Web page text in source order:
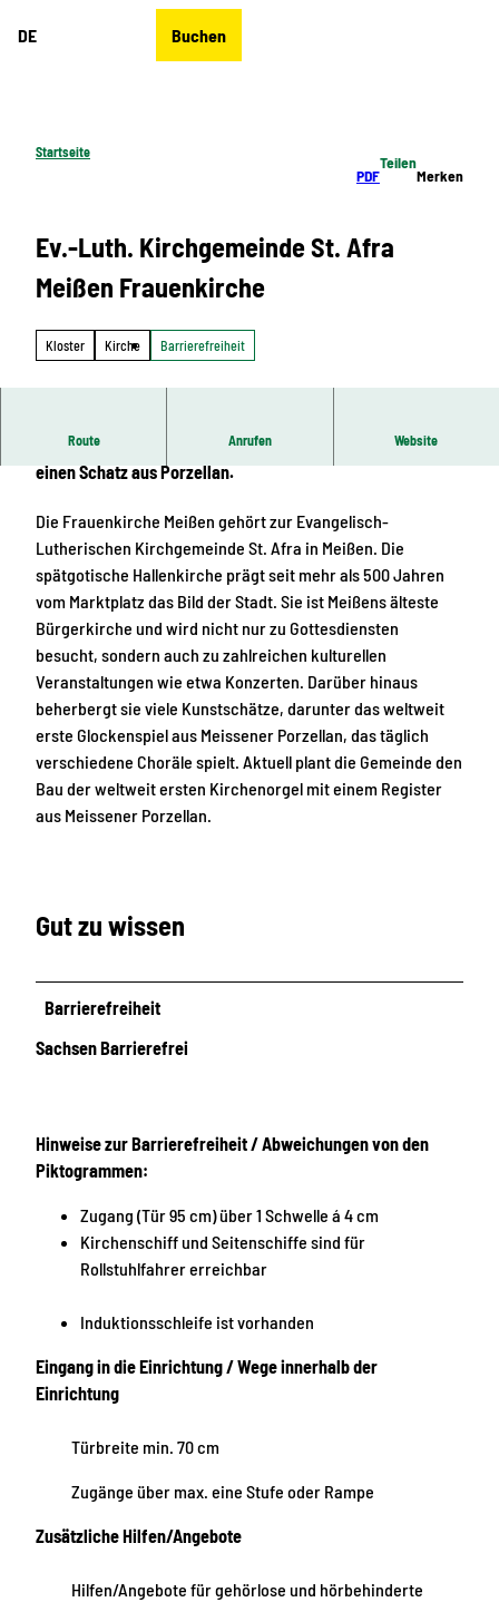
DE Buchen
Startseite
PDF
Teilen
Merken
Ev.-Luth. Kirchgemeinde St. Afra
Meißen Frauenkirche
Kloster Kirche Barrierefreiheit
Route Anrufen Website
Die kleine Schwester der Dresdner Frauenkirche hütet
einen Schatz aus Porzellan.
Die Frauenkirche Meißen gehört zur Evangelisch-
Lutherischen Kirchgemeinde St. Afra in Meißen. Die
spätgotische Hallenkirche prägt seit mehr als 500 Jahren
vom Marktplatz das Bild der Stadt. Sie ist Meißens älteste
Bürgerkirche und wird nicht nur zu Gottesdiensten
besucht, sondern auch zu zahlreichen kulturellen
Veranstaltungen wie etwa Konzerten. Darüber hinaus
beherbergt sie viele Kunstschätze, darunter das weltweit
erste Glockenspiel aus Meissener Porzellan, das täglich
verschiedene Choräle spielt. Aktuell plant die Gemeinde den
Bau der weltweit ersten Kirchenorgel mit einem Register
aus Meissener Porzellan.
Gut zu wissen
Barrierefreiheit
Sachsen Barrierefrei
Hinweise zur Barrierefreiheit / Abweichungen von den
Piktogrammen:
Zugang (Tür 95 cm) über 1 Schwelle á 4 cm
Kirchenschiff und Seitenschiffe sind für
Rollstuhlfahrer erreichbar
Induktionsschleife ist vorhanden
Eingang in die Einrichtung / Wege innerhalb der
Einrichtung
Türbreite min. 70 cm
Zugänge über max. eine Stufe oder Rampe
Zusätzliche Hilfen/Angebote
Hilfen/Angebote für gehörlose und hörbehinderte